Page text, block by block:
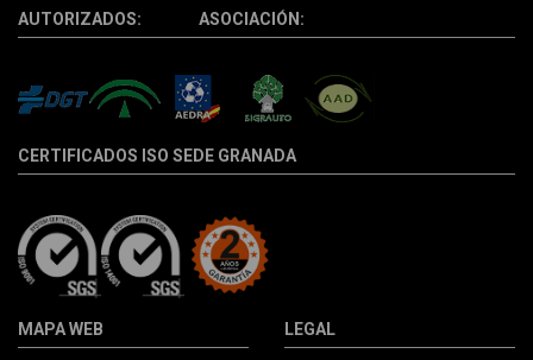
AUTORIZADOS: ASOCIACIÓN:
CERTIFICADOS ISO SEDE GRANADA
MAPA WEB LEGAL